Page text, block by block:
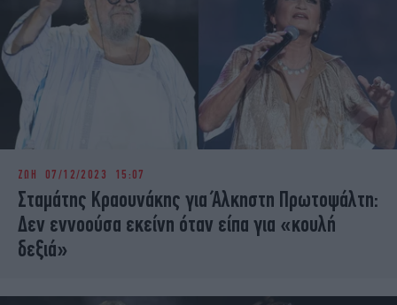
ΖΩΗ 07/12/2023 15:07
Σταμάτης Κραουνάκης για Άλκηστη Πρωτοψάλτη:
Δεν εννοούσα εκείνη όταν είπα για «κουλή
δεξιά»